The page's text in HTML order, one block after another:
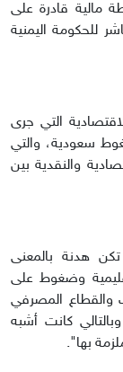
مالية قادرة على
للحكومة اليمنية
التي جرى
أممية وضغوط سعودية، والتي
والنقدية بين
هدنة بالمعنى
وضغوط على
والقطاع المصرفي
كانت أشبه
بها".